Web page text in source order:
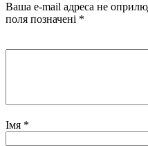
Ваша e-mail адреса не
поля позначені *
Імя *